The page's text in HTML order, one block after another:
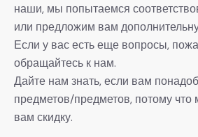
наши, мы попытаемся
или предложим вам
Если у вас есть еще вопросы,
обращайтесь к нам.
Дайте нам знать, если вам
предметов/предметов, потому
вам скидку.